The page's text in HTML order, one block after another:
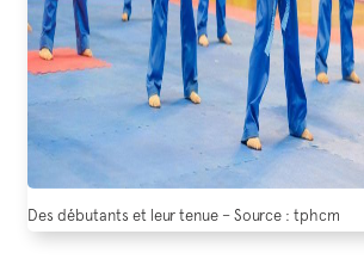
Des débutants et leur tenue – Source : tphcm